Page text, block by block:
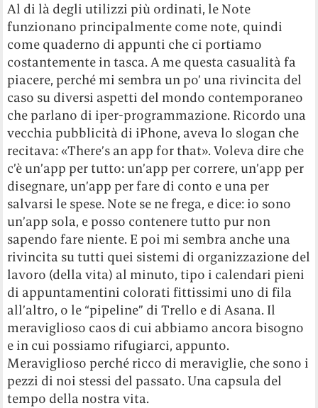
Al di là degli utilizzi più ordinati, le Note
funzionano principalmente come note, quindi
come quaderno di appunti che ci portiamo
costantemente in tasca. A me questa casualità fa
piacere, perché mi sembra un po’ una rivincita del
caso su diversi aspetti del mondo contemporaneo
che parlano di iper-programmazione. Ricordo una
vecchia pubblicità di iPhone, aveva lo slogan che
recitava: «There’s an app for that». Voleva dire che
c’è un’app per tutto: un’app per correre, un’app per
disegnare, un’app per fare di conto e una per
salvarsi le spese. Note se ne frega, e dice: io sono
un’app sola, e posso contenere tutto pur non
sapendo fare niente. E poi mi sembra anche una
rivincita su tutti quei sistemi di organizzazione del
lavoro (della vita) al minuto, tipo i calendari pieni
di appuntamentini colorati fittissimi uno di fila
all’altro, o le “pipeline” di Trello e di Asana. Il
meraviglioso caos di cui abbiamo ancora bisogno
e in cui possiamo rifugiarci, appunto.
Meraviglioso perché ricco di meraviglie, che sono i
pezzi di noi stessi del passato. Una capsula del
tempo della nostra vita.